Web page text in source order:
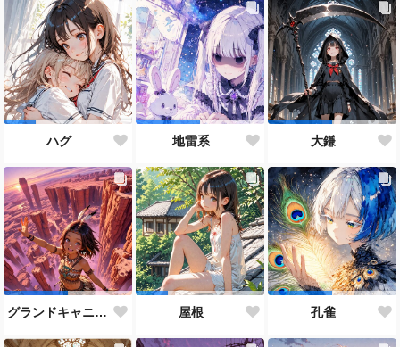
ハグ 地雷系 大鎌
グランドキャニオン 屋根 孔雀